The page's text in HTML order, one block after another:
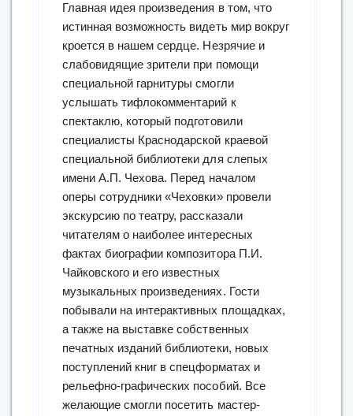
Главная идея произведения в том, что
истинная возможность видеть мир вокруг
кроется в нашем сердце. Незрячие и
слабовидящие зрители при помощи
специальной гарнитуры смогли
услышать тифлокомментарий к
спектаклю, который подготовили
специалисты Краснодарской краевой
специальной библиотеки для слепых
имени А.П. Чехова. Перед началом
оперы сотрудники «Чеховки» провели
экскурсию по театру, рассказали
читателям о наиболее интересных
фактах биографии композитора П.И.
Чайковского и его известных
музыкальных произведениях. Гости
побывали на интерактивных площадках,
а также на выставке собственных
печатных изданий библиотеки, новых
поступлений книг в спецформатах и
рельефно-графических пособий. Все
желающие смогли посетить мастер-